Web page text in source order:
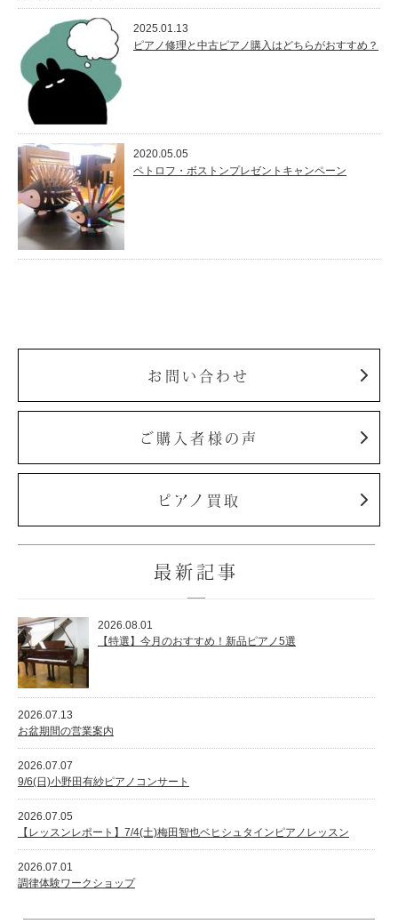
2025.01.13
ピアノ修理と中古ピアノ購入はどちらがおすすめ？
2020.05.05
ペトロフ・ボストンプレゼントキャンペーン
お問い合わせ
ご購入者様の声
ピアノ買取
最新記事
2026.08.01
【特選】今月のおすすめ！新品ピアノ5選
2026.07.13
お盆期間の営業案内
2026.07.07
9/6(日)小野田有紗ピアノコンサート
2026.07.05
【レッスンレポート】7/4(土)梅田智也ベヒシュタインピアノレッスン
2026.07.01
調律体験ワークショップ